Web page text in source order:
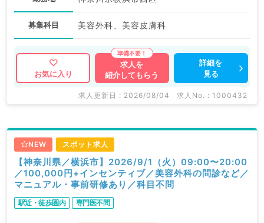
募集科目 美容外科、美容皮膚科
お気に入り
求人を
紹介してもらう
詳細を
見る
求人更新日 : 2026/08/04 求人No. : 1000432
NEW スポット求人
【神奈川県／横浜市】2026/9/1（火）09:00〜20:00
／100,000円+インセンティブ／美容外科の問診など／
マニュアル・事前研修あり／科目不問
駅近・徒歩圏内 専門医不問